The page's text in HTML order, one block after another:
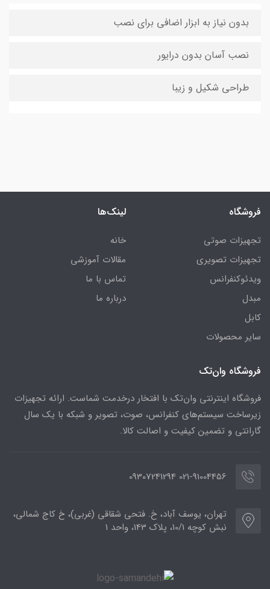
بدون نیاز به ابزار اضافی برای نصب
نصب آسان بدون درایور
طراحی شکیل و زیبا
فروشگاه
تجهیزات صوتی
تجهیزات تصویری
ویدئوکنفرانس
مبدل
کابل
سایر محصولات
لینک‌ها
خانه
مقالات آموزشی
تماس با ما
درباره ما
فروشگاه وان‌تک
فروشگاه اینترنتی وان‌تک با افتخار درخدمت شماست. ارائه تجهیزات
زیرساخت سیستم‌های کنفرانس، صوت، تصویر و شبکه با یک سال
گارانتی و تضمین کیفیت و اصالت کالا.
021-91004456 09307241294
تهران، یوسف آباد، خ. فتحی شقاقی (غربی)، خ کاج شمالی،
نبش کوچه 10/1، پلاک 143، واحد 1